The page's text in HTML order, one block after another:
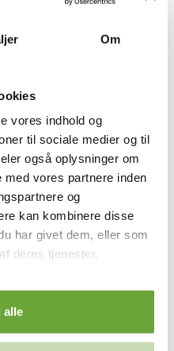
Om
vores indhold og
til sociale medier og til
også oplysninger om
vores partnere inden
og
kan kombinere disse
har givet dem, eller som
deres tjenester.
alle
en carport, hvilket
bruges til en carport, hvilket
økonomi, kan det være en god
En mulighed kunne være at
kan hjælpe med at
af garagen og
sidste ende kan gøre projektet
denne måde kan I skabe
med at I bevarer jeres